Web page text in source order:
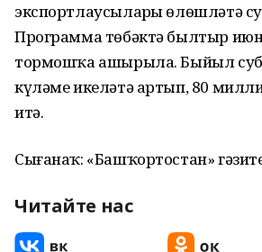
экспортлаусыларҙы өлөшләтә
Программа төбәктә былтыр
тормошҡа ашырыла. Быйыл
күләме икеләтә артып, 80
итә.
Сығанаҡ: «Башҡортостан»
Читайте нас